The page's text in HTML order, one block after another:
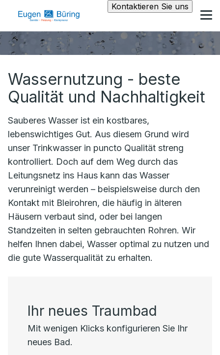
Kontaktieren Sie uns
Wassernutzung - beste
Qualität und Nachhaltigkeit
Sauberes Wasser ist ein kostbares,
lebenswichtiges Gut. Aus diesem Grund wird
unser Trinkwasser in puncto Qualität streng
kontrolliert. Doch auf dem Weg durch das
Leitungsnetz ins Haus kann das Wasser
verunreinigt werden – beispielsweise durch den
Kontakt mit Bleirohren, die häufig in älteren
Häusern verbaut sind, oder bei langen
Standzeiten in selten gebrauchten Rohren. Wir
helfen Ihnen dabei, Wasser optimal zu nutzen und
die gute Wasserqualität zu erhalten.
Ihr neues Traumbad
Mit wenigen Klicks konfigurieren Sie Ihr
neues Bad.